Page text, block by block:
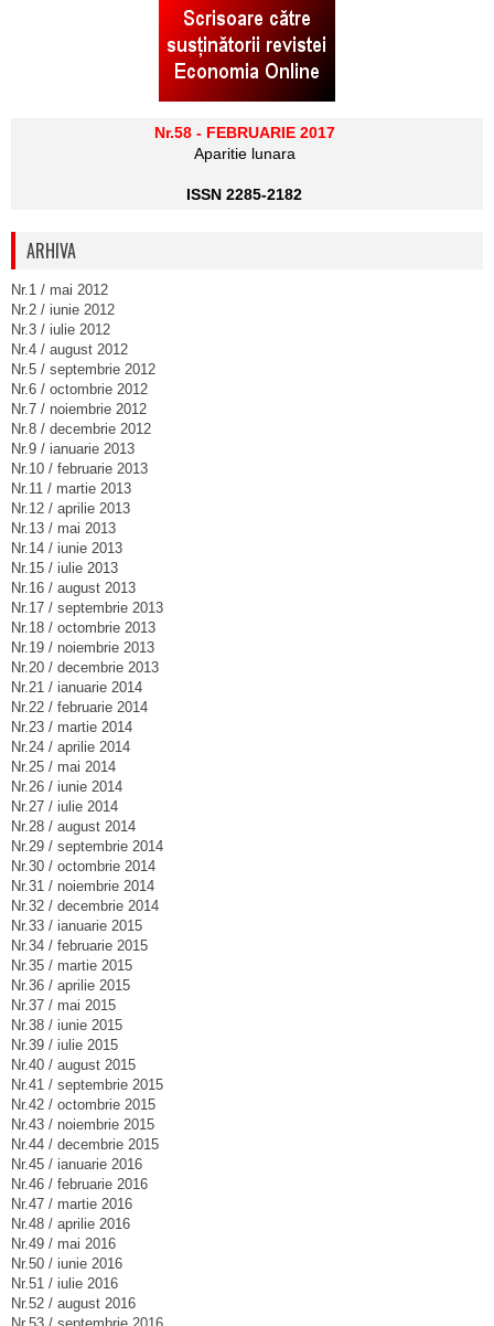
Nr.58 - FEBRUARIE 2017
Aparitie lunara
ISSN 2285-2182
ARHIVA
Nr.1 / mai 2012
Nr.2 / iunie 2012
Nr.3 / iulie 2012
Nr.4 / august 2012
Nr.5 / septembrie 2012
Nr.6 / octombrie 2012
Nr.7 / noiembrie 2012
Nr.8 / decembrie 2012
Nr.9 / ianuarie 2013
Nr.10 / februarie 2013
Nr.11 / martie 2013
Nr.12 / aprilie 2013
Nr.13 / mai 2013
Nr.14 / iunie 2013
Nr.15 / iulie 2013
Nr.16 / august 2013
Nr.17 / septembrie 2013
Nr.18 / octombrie 2013
Nr.19 / noiembrie 2013
Nr.20 / decembrie 2013
Nr.21 / ianuarie 2014
Nr.22 / februarie 2014
Nr.23 / martie 2014
Nr.24 / aprilie 2014
Nr.25 / mai 2014
Nr.26 / iunie 2014
Nr.27 / iulie 2014
Nr.28 / august 2014
Nr.29 / septembrie 2014
Nr.30 / octombrie 2014
Nr.31 / noiembrie 2014
Nr.32 / decembrie 2014
Nr.33 / ianuarie 2015
Nr.34 / februarie 2015
Nr.35 / martie 2015
Nr.36 / aprilie 2015
Nr.37 / mai 2015
Nr.38 / iunie 2015
Nr.39 / iulie 2015
Nr.40 / august 2015
Nr.41 / septembrie 2015
Nr.42 / octombrie 2015
Nr.43 / noiembrie 2015
Nr.44 / decembrie 2015
Nr.45 / ianuarie 2016
Nr.46 / februarie 2016
Nr.47 / martie 2016
Nr.48 / aprilie 2016
Nr.49 / mai 2016
Nr.50 / iunie 2016
Nr.51 / iulie 2016
Nr.52 / august 2016